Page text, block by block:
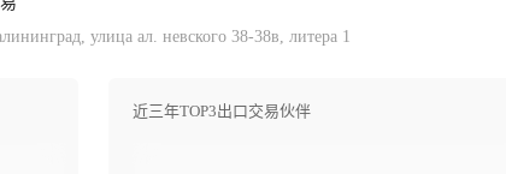
улица ал. невского 38-38в, литера 1
近三年TOP3出口交易伙伴